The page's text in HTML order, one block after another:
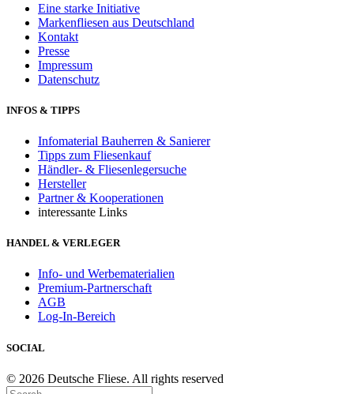
Eine starke Initiative
Markenfliesen aus Deutschland
Kontakt
Presse
Impressum
Datenschutz
INFOS & TIPPS
Infomaterial Bauherren & Sanierer
Tipps zum Fliesenkauf
Händler- & Fliesenlegersuche
Hersteller
Partner & Kooperationen
interessante Links
HANDEL & VERLEGER
Info- und Werbematerialien
Premium-Partnerschaft
AGB
Log-In-Bereich
SOCIAL
© 2026 Deutsche Fliese. All rights reserved